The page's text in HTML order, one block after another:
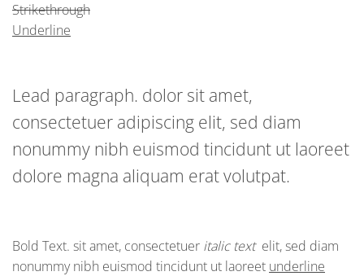
Strikethrough
Underline
Lead paragraph. dolor sit amet,
consectetuer adipiscing elit, sed diam
nonummy nibh euismod tincidunt ut laoreet
dolore magna aliquam erat volutpat.
Bold Text. sit amet, consectetuer italic text elit, sed diam
nonummy nibh euismod tincidunt ut laoreet underline